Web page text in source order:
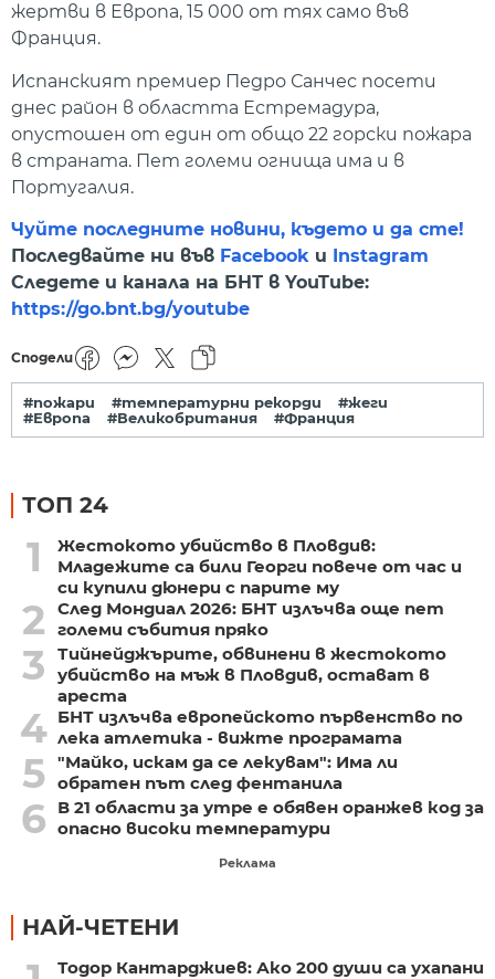
жертви в Европа, 15 000 от тях само във
Франция.
Испанският премиер Педро Санчес посети
днес район в областта Естремадура,
опустошен от един от общо 22 горски пожара
в страната. Пет големи огнища има и в
Португалия.
Чуйте последните новини, където и да сте!
Последвайте ни във Facebook и Instagram
Следете и канала на БНТ в YouTube:
https://go.bnt.bg/youtube
Сподели
#пожари #температурни рекорди
#жеги
#Европа
#Великобритания #Франция
ТОП 24
1
Жестокото убийство в Пловдив:
Младежите са били Георги повече от час и
си купили дюнери с парите му
2
След Мондиал 2026: БНТ излъчва още пет
големи събития пряко
3
Тийнейджърите, обвинени в жестокото
убийство на мъж в Пловдив, остават в
ареста
4 БНТ излъчва европейското първенство по
лека атлетика - вижте програмата
5 "Майко, искам да се лекувам": Има ли
обратен път след фентанила
6
В 21 области за утре е обявен оранжев код за
опасно високи температури
Реклама
НАЙ-ЧЕТЕНИ
Тодор Кантарджиев: Ако 200 души са ухапани